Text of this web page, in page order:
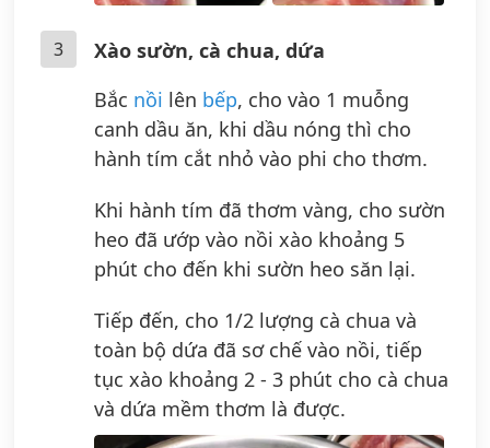
3
Xào sườn, cà chua, dứa
Bắc nồi lên bếp, cho vào 1 muỗng
canh dầu ăn, khi dầu nóng thì cho
hành tím cắt nhỏ vào phi cho thơm.
Khi hành tím đã thơm vàng, cho sườn
heo đã ướp vào nồi xào khoảng 5
phút cho đến khi sườn heo săn lại.
Tiếp đến, cho 1/2 lượng cà chua và
toàn bộ dứa đã sơ chế vào nồi, tiếp
tục xào khoảng 2 - 3 phút cho cà chua
và dứa mềm thơm là được.